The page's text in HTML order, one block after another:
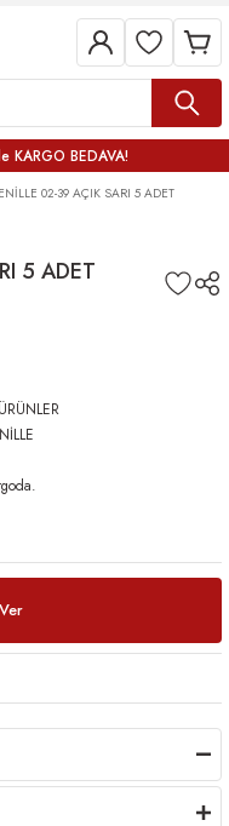
KARGO BEDAVA!
02-39 AÇIK SARI 5 ADET
5 ADET